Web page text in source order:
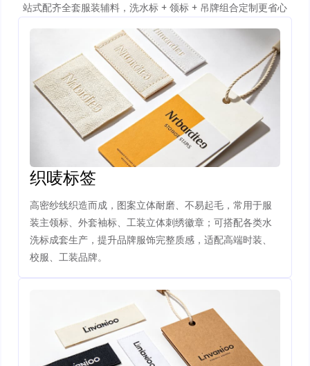
站式配齐全套服装辅料，洗水标 + 领标 + 吊牌组合定制更省心
织唛标签
高密纱线织造而成，图案立体耐磨、不易起毛，常用于服
装主领标、外套袖标、工装立体刺绣徽章；可搭配各类水
洗标成套生产，提升品牌服饰完整质感，适配高端时装、
校服、工装品牌。